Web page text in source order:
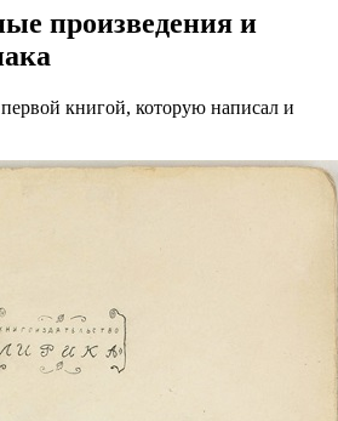
произведения и
книгой, которую написал и